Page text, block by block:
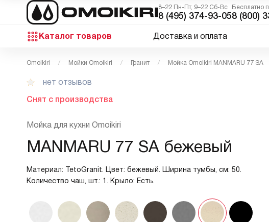
8–22 Пн-Пт, 9–22 Сб-Вс
8 (495) 374-93-05
Бесплатно
8 (800)
Каталог товаров Доставка и оплата
Omoikiri Мойки Omoikiri Гранит Мойка Omoikiri MANMARU 77 SA
нет отзывов
Снят с производства
Мойка для кухни Omoikiri
MANMARU 77 SA бежевый
Материал: TetoGranit. Цвет: бежевый. Ширина тумбы, см: 50.
Количество чаш, шт.: 1. Крыло: Есть.